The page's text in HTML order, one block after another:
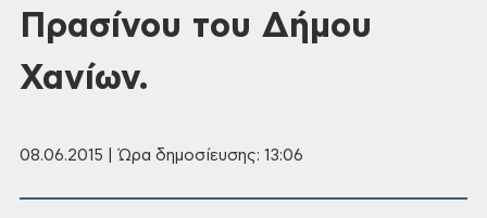
Πρασίνου του Δήμου
Χανίων.
08.06.2015 | Ώρα δημοσίευσης: 13:06